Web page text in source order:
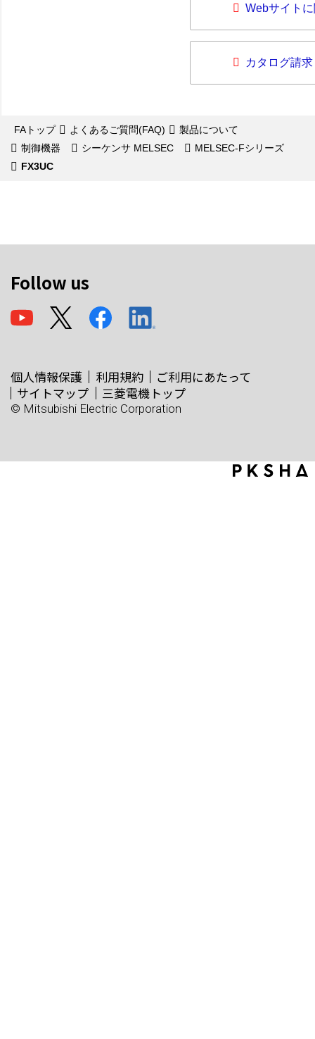
Webサイト
カタログ請求
FAトップ よくあるご質問(FAQ)
製品について
制御機器
シーケンサ MELSEC
MELSEC-Fシリーズ
FX3UC
Follow us
個人情報保護 利用規約
ご利用にあたって
サイトマップ
三菱電機トップ
© Mitsubishi Electric Corporation